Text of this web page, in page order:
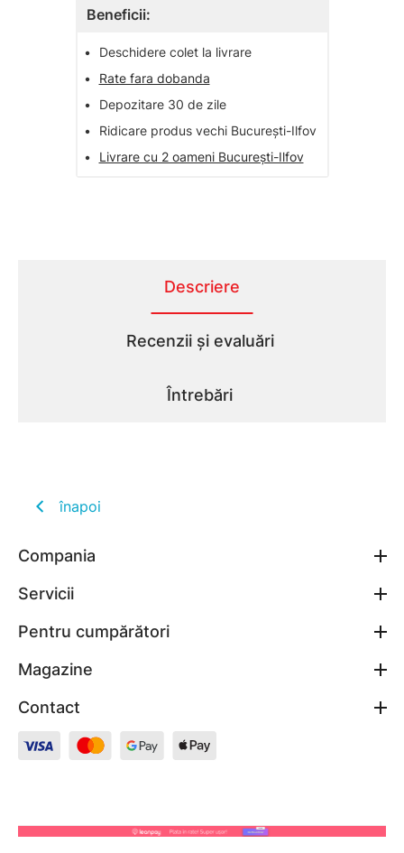
Beneficii:
•
Deschidere colet la livrare
•
Rate fara dobanda
•
Depozitare 30 de zile
•
Ridicare produs vechi București-Ilfov
•
Livrare cu 2 oameni București-Ilfov
Descriere
Recenzii și evaluări
Întrebări
înapoi
Compania
Servicii
Pentru cumpărători
Magazine
Contact